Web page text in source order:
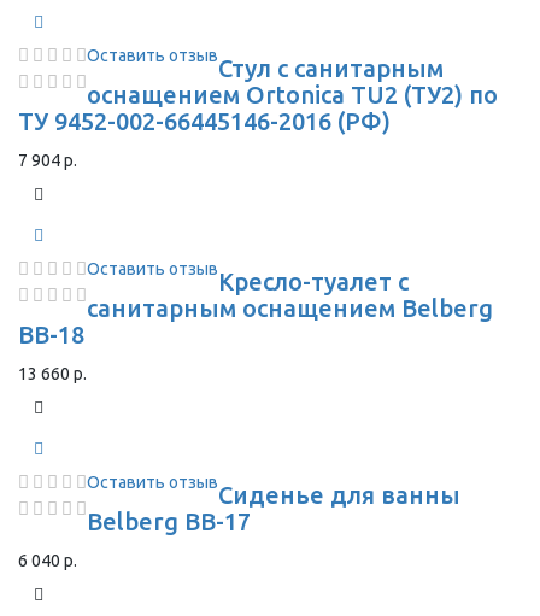
Оставить отзывСтул с санитарным
оснащением Ortonica TU2 (ТУ2) по
ТУ 9452-002-66445146-2016 (РФ)
7 904 р.
Оставить отзывКресло-туалет с
санитарным оснащением Belberg
BB-18
13 660 р.
Оставить отзывСиденье для ванны
Belberg BB-17
6 040 р.